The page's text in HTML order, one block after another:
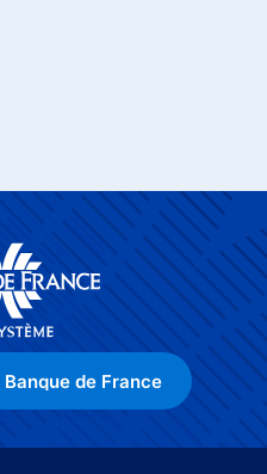
de France